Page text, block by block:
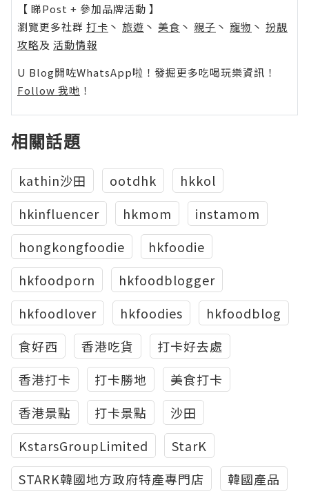
【 睇Post + 參加品牌活動 】
瀏覽更多社群 打卡 丶 旅遊 丶 美食 丶 親子 丶 寵物 丶 扮靚
攻略及 活動情報
U Blog開咗WhatsApp啦！發掘更多吃喝玩樂資訊！
Follow 我哋 ！
相關話題
kathin沙田 ootdhk
hkkol
hkinfluencer
hkmom
instamom
hongkongfoodie
hkfoodie
hkfoodporn
hkfoodblogger
hkfoodlover
hkfoodies
hkfoodblog
食好西
香港吃貨
打卡好去處
香港打卡
打卡勝地
美食打卡
香港景點
打卡景點
沙田
KstarsGroupLimited
StarK
STARK韓國地方政府特產專門店
韓國產品